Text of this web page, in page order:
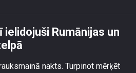
ielidojuši Rumānijas un
nakts. Turpinot mērķēt